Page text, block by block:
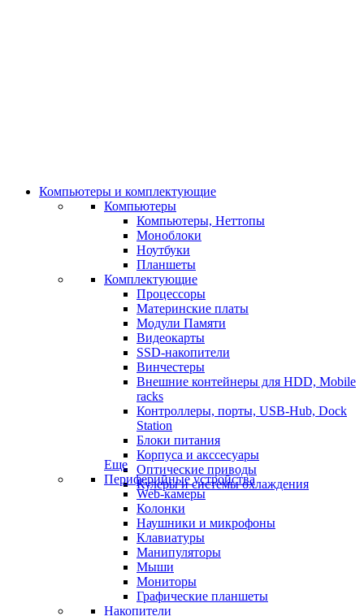
Компьютеры и комплектующие
Компьютеры
Компьютеры, Неттопы
Моноблоки
Ноутбуки
Планшеты
Комплектующие
Процессоры
Материнские платы
Модули Памяти
Видеокарты
SSD-накопители
Винчестеры
Внешние контейнеры для HDD, Mobile
racks
Контроллеры, порты, USB-Hub, Dock
Station
Блоки питания
Корпуса и акссесуары
Оптические приводы
Кулеры и системы охлаждения
Еще
Периферийные устройства
Web-камеры
Колонки
Наушники и микрофоны
Клавиатуры
Манипуляторы
Мыши
Мониторы
Графические планшеты
Накопители